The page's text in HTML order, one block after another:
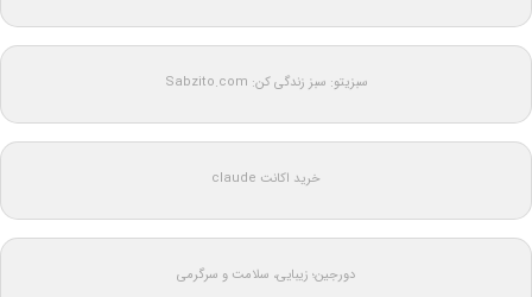
سبزیتو: سبز زندگی کن: Sabzito.com
خرید اکانت claude
دورجین؛ زیبایی، سلامت و سرگرمی